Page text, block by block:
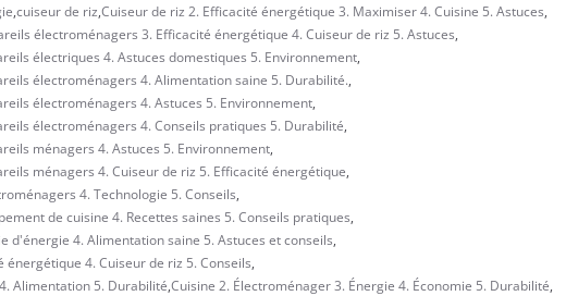
,cuiseur de riz,Cuiseur de riz 2. Efficacité énergétique 3. Maximiser 4. Cuisine 5. Astuces,
électroménagers 3. Efficacité énergétique 4. Cuiseur de riz 5. Astuces,
électriques 4. Astuces domestiques 5. Environnement,
électroménagers 4. Alimentation saine 5. Durabilité.,
électroménagers 4. Astuces 5. Environnement,
électroménagers 4. Conseils pratiques 5. Durabilité,
ménagers 4. Astuces 5. Environnement,
ménagers 4. Cuiseur de riz 5. Efficacité énergétique,
4. Technologie 5. Conseils,
de cuisine 4. Recettes saines 5. Conseils pratiques,
d'énergie 4. Alimentation saine 5. Astuces et conseils,
4. Cuiseur de riz 5. Conseils,
Alimentation 5. Durabilité,Cuisine 2. Électroménager 3. Énergie 4. Économie 5. Durabilité,